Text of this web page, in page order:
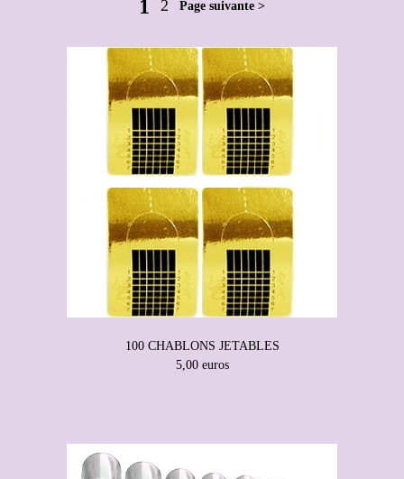
1 2 Page suivante >
100 CHABLONS JETABLES
5,00 euros